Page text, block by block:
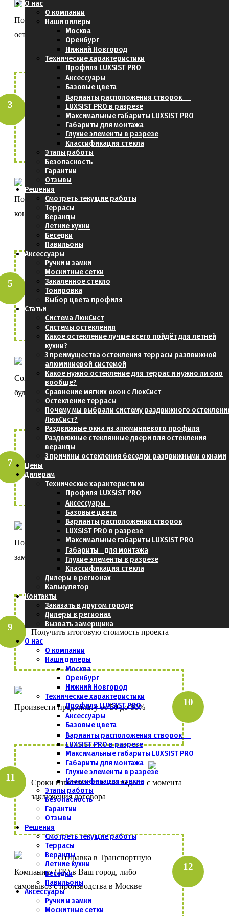
О нас
О компании
Наши дилеры
Москва
Оренбург
Нижний Новгород
Технические характеристики
Профиля LUXSIST PRO
Аксессуары
Базовые цвета
Варианты расположения створок
LUXSIST PRO в разрезе
Максимальные габариты LUXSIST PRO
Габариты для монтажа
Глухие элементы в разрезе
Классификация стекла
Этапы работы
Безопасность
Гарантии
Отзывы
Решения
Смотреть текущие работы
Террасы
Веранды
Летние кухни
Беседки
Павильоны
Аксессуары
Ручки и замки
Москитные сетки
Закаленное стекло
Тонировка
Выбор цвета профиля
Статьи
Система ЛюкСист
Системы остекления
Какое остекление лучше всего пойдёт для летней
кухни?
3 преимущества остекления террасы раздвижной
алюминиевой системой
Какое нужно остекление для террас и нужно ли оно
вообще?
Сравнение мягких окон с ЛюкСист
Остекление террасы
Почему мы выбрали систему раздвижного
ЛюкСист?
Раздвижные окна из алюминиевого профиля
Раздвижные стеклянные двери для остекления
веранды
3 причины остекления беседки раздвижными окнами
Цены
Дилерам
Технические характеристики
Профиля LUXSIST PRO
Аксессуары
Базовые цвета
Варианты расположения створок
LUXSIST PRO в разрезе
Максимальные габариты LUXSIST PRO
Габариты для монтажа
Глухие элементы в разрезе
Классификация стекла
Дилеры в регионах
Калькулятор
Контакты
Заказать в другом городе
Дилеры в регионах
Вызвать замерщика
О нас
О компании
Наши дилеры
Москва
Оренбург
Нижний Новгород
Технические характеристики
Профиля LUXSIST PRO
Аксессуары
Базовые цвета
Варианты расположения створок
LUXSIST PRO в разрезе
Максимальные габариты LUXSIST PRO
Габариты для монтажа
Глухие элементы в разрезе
Классификация стекла
Этапы работы
Безопасность
Гарантии
Отзывы
Решения
Смотреть текущие работы
Террасы
Веранды
Летние кухни
Беседки
Павильоны
Аксессуары
Ручки и замки
Москитные сетки
Получить от нас консультацию по
остеклению
Прислать фотографии и
размеры Вашей террасы. Отправить их
здесь
Получить расчёт стоимости проекта и
конструкций
Для продвинутых, получить
стоимость профиля и комплектующих (без
стекла)
Согласовать чертежи и проект Вашей
будущей террасы
Определиться с доставкой:
- Через Транспортную Компанию (ТК)
- Самовывоз из Москвы
Получить консультацию и заполнить
замерный лист
Получить итоговую стоимость проекта
Произвести предоплату от 50 до 80%
Сроки изготовления: 2-4 недели с момента
заключения договора
Отправка в Транспортную
Компанию (ТК) в Ваш город, либо
самовывоз с производства в Москве